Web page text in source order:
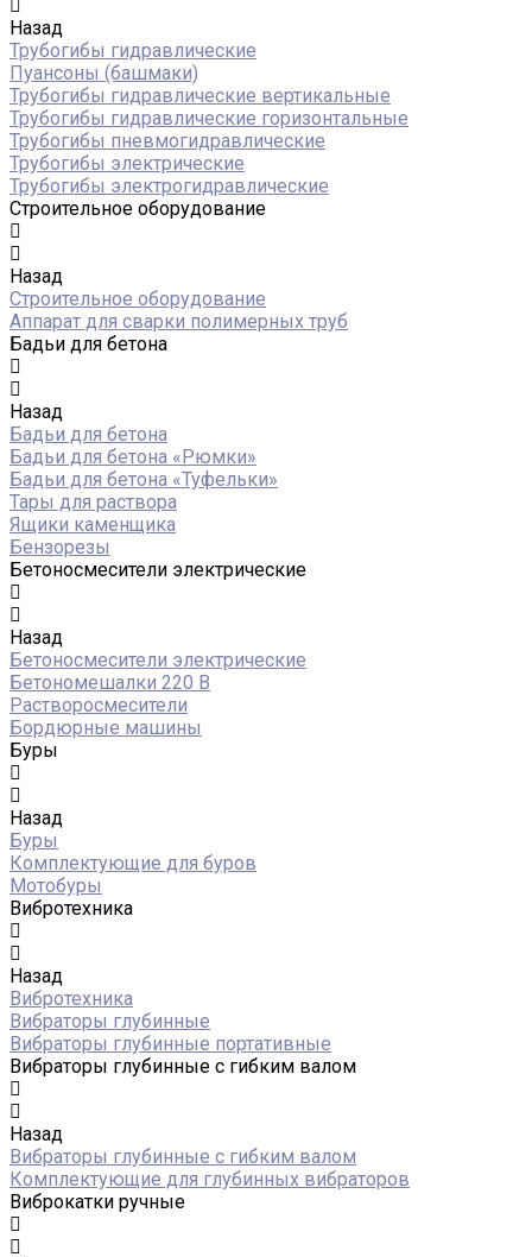
Назад
Трубогибы гидравлические
Пуансоны (башмаки)
Трубогибы гидравлические вертикальные
Трубогибы гидравлические горизонтальные
Трубогибы пневмогидравлические
Трубогибы электрические
Трубогибы электрогидравлические
Строительное оборудование
Назад
Строительное оборудование
Аппарат для сварки полимерных труб
Бадьи для бетона
Назад
Бадьи для бетона
Бадьи для бетона «Рюмки»
Бадьи для бетона «Туфельки»
Тары для раствора
Ящики каменщика
Бензорезы
Бетоносмесители электрические
Назад
Бетоносмесители электрические
Бетономешалки 220 В
Растворосмесители
Бордюрные машины
Буры
Назад
Буры
Комплектующие для буров
Мотобуры
Вибротехника
Назад
Вибротехника
Вибраторы глубинные
Вибраторы глубинные портативные
Вибраторы глубинные с гибким валом
Назад
Вибраторы глубинные с гибким валом
Комплектующие для глубинных вибраторов
Виброкатки ручные